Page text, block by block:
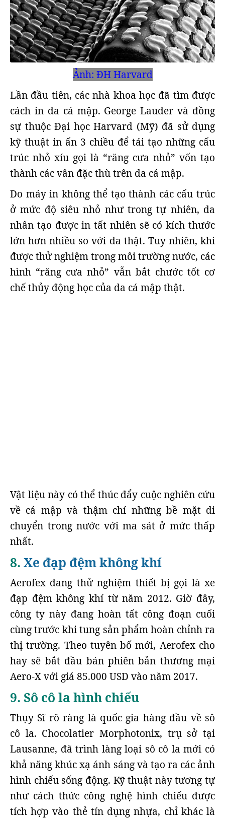
Ảnh: ĐH Harvard
Lần đầu tiên, các nhà khoa học đã tìm được
cách in da cá mập. George Lauder và đồng
sự thuộc Đại học Harvard (Mỹ) đã sử dụng
kỹ thuật in ấn 3 chiều để tái tạo những cấu
trúc nhỏ xíu gọi là “răng cưa nhỏ” vốn tạo
thành các vân đặc thù trên da cá mập.
Do máy in không thể tạo thành các cấu trúc
ở mức độ siêu nhỏ như trong tự nhiên, da
nhân tạo được in tất nhiên sẽ có kích thước
lớn hơn nhiều so với da thật. Tuy nhiên, khi
được thử nghiệm trong môi trường nước, các
hình “răng cưa nhỏ” vẫn bắt chước tốt cơ
chế thủy động học của da cá mập thật.
Vật liệu này có thể thúc đẩy cuộc nghiên cứu
về cá mập và thậm chí những bề mặt di
chuyển trong nước với ma sát ở mức thấp
nhất.
8. Xe đạp đệm không khí
Aerofex đang thử nghiệm thiết bị gọi là xe
đạp đệm không khí từ năm 2012. Giờ đây,
công ty này đang hoàn tất công đoạn cuối
cùng trước khi tung sản phẩm hoàn chỉnh ra
thị trường. Theo tuyên bố mới, Aerofex cho
hay sẽ bắt đầu bán phiên bản thương mại
Aero-X với giá 85.000 USD vào năm 2017.
9. Sô cô la hình chiếu
Thụy Sĩ rõ ràng là quốc gia hàng đầu về sô
cô la. Chocolatier Morphotonix, trụ sở tại
Lausanne, đã trình làng loại sô cô la mới có
khả năng khúc xạ ánh sáng và tạo ra các ảnh
hình chiếu sống động. Kỹ thuật này tương tự
như cách thức công nghệ hình chiếu được
tích hợp vào thẻ tín dụng nhựa, chỉ khác là